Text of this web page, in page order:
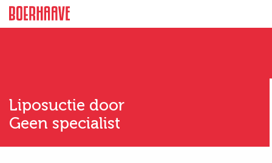
Liposuctie door
Geen specialist